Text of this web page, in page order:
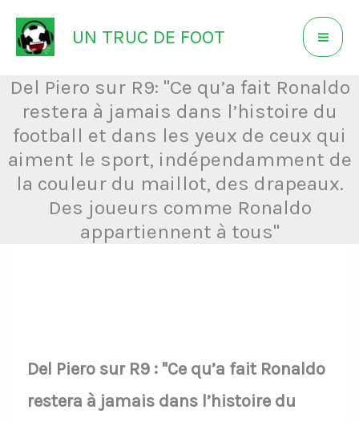
Aller
au
contenu
UN TRUC DE FOOT
Del Piero sur R9: "Ce qu’a fait Ronaldo
restera à jamais dans l’histoire du
football et dans les yeux de ceux qui
aiment le sport, indépendamment de
la couleur du maillot, des drapeaux.
Des joueurs comme Ronaldo
appartiennent à tous"
Del Piero sur R9 : "Ce qu’a fait Ronaldo
restera à jamais dans l’histoire du